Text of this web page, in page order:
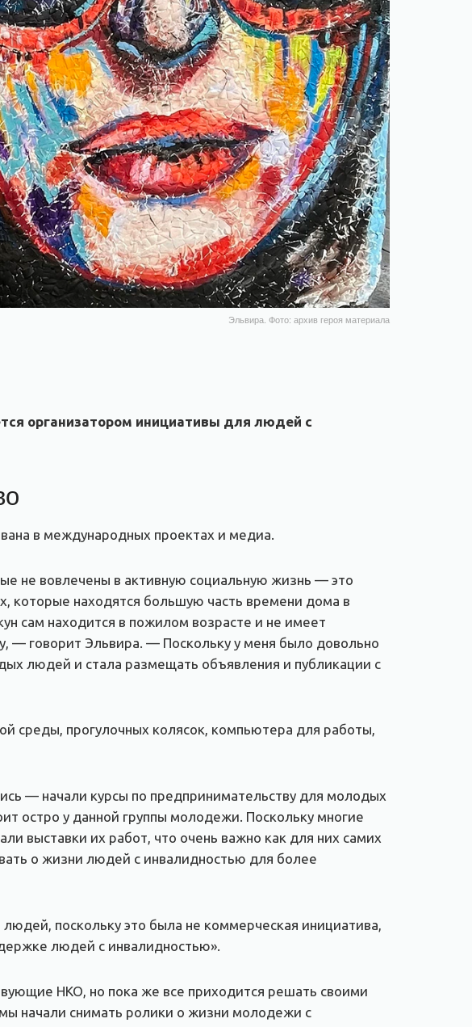
Эльвира. Фото: архив героя материала
организатором инициативы для людей с
в международных проектах и медиа.
не вовлечены в активную социальную жизнь — это
которые находятся большую часть времени дома в
сам находится в пожилом возрасте и не имеет
— говорит Эльвира. — Поскольку у меня было довольно
людей и стала размещать объявления и публикации с
среды, прогулочных колясок, компьютера для работы,
— начали курсы по предпринимательству для молодых
остро у данной группы молодежи. Поскольку многие
выставки их работ, что очень важно как для них самих
о жизни людей с инвалидностью для более
поскольку это была не коммерческая инициатива,
людей с инвалидностью».
НКО, но пока же все приходится решать своими
начали снимать ролики о жизни молодежи с